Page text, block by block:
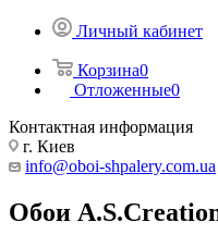
Личный кабинет
Корзина0
Отложенные0
Контактная информация
г. Киев
info@oboi-shpalery.com.ua
Обои